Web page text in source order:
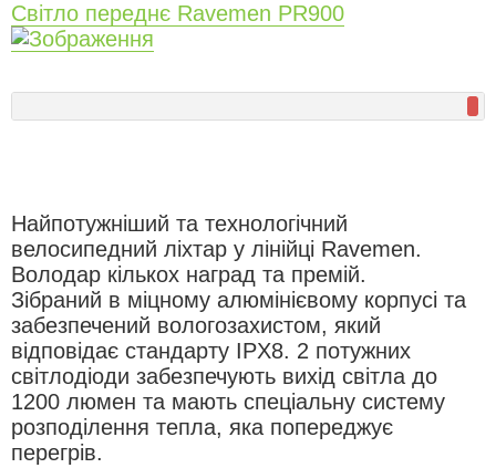
Світло переднє Ravemen PR900
Найпотужніший та технологічний
велосипедний ліхтар у лінійці Ravemen.
Володар кількох наград та премій.
Зібраний в міцному алюмінієвому корпусі та
забезпечений вологозахистом, який
відповідає стандарту IPX8. 2 потужних
світлодіоди забезпечують вихід світла до
1200 люмен та мають спеціальну систему
розподілення тепла, яка попереджує
перегрів.